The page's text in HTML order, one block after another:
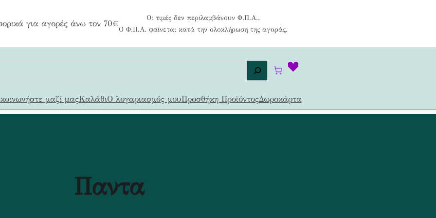
για αγορές άνω τον 70€
Οι τιμές δεν περιλαμβάνουν Φ.Π.Α..
Ο Φ.Π.Α. φαίνεται κατά την ολοκλήρωση της αγοράς.
μαζί μαςΚαλάθιΟ λογαριασμός μουΠροσθήκη ΠροϊόντοςΔωροκάρτα
Παντα